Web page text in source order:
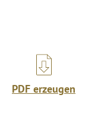
PDF erzeugen